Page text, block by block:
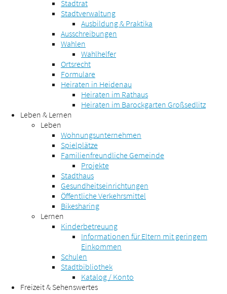
Stadtrat
Stadtverwaltung
Ausbildung & Praktika
Ausschreibungen
Wahlen
Wahlhelfer
Ortsrecht
Formulare
Heiraten in Heidenau
Heiraten im Rathaus
Heiraten im Barockgarten Großsedlitz
Leben & Lernen
Leben
Wohnungsunternehmen
Spielplätze
Familienfreundliche Gemeinde
Projekte
Stadthaus
Gesundheitseinrichtungen
Öffentliche Verkehrsmittel
Bikesharing
Lernen
Kinderbetreuung
Informationen für Eltern mit geringem
Einkommen
Schulen
Stadtbibliothek
Katalog / Konto
Freizeit & Sehenswertes